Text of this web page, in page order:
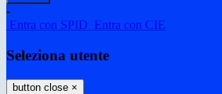
-
Entra con SPID Entra con CIE
Seleziona utente
button close ×